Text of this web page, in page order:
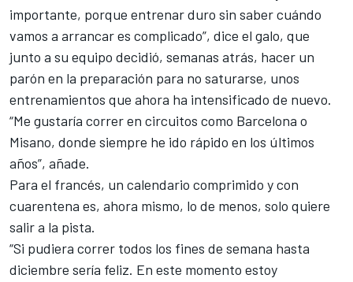
importante, porque entrenar duro sin saber cuándo
vamos a arrancar es complicado”, dice el galo, que
junto a su equipo decidió, semanas atrás, hacer un
parón en la preparación para no saturarse, unos
entrenamientos que ahora ha intensificado de nuevo.
“Me gustaría correr en circuitos como Barcelona o
Misano, donde siempre he ido rápido en los últimos
años”, añade.
Para el francés, un calendario comprimido y con
cuarentena es, ahora mismo, lo de menos, solo quiere
salir a la pista.
“Si pudiera correr todos los fines de semana hasta
diciembre sería feliz. En este momento estoy